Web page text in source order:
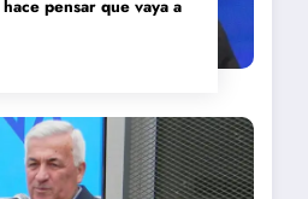
pensar que vaya a